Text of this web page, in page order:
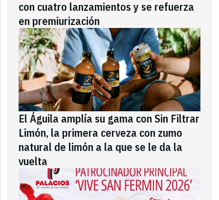
con cuatro lanzamientos y se refuerza
en premiurización
El Águila amplía su gama con Sin Filtrar
Limón, la primera cerveza con zumo
natural de limón a la que se le da la
vuelta